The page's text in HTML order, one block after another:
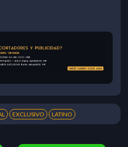
EXCLUSIVO LATINO